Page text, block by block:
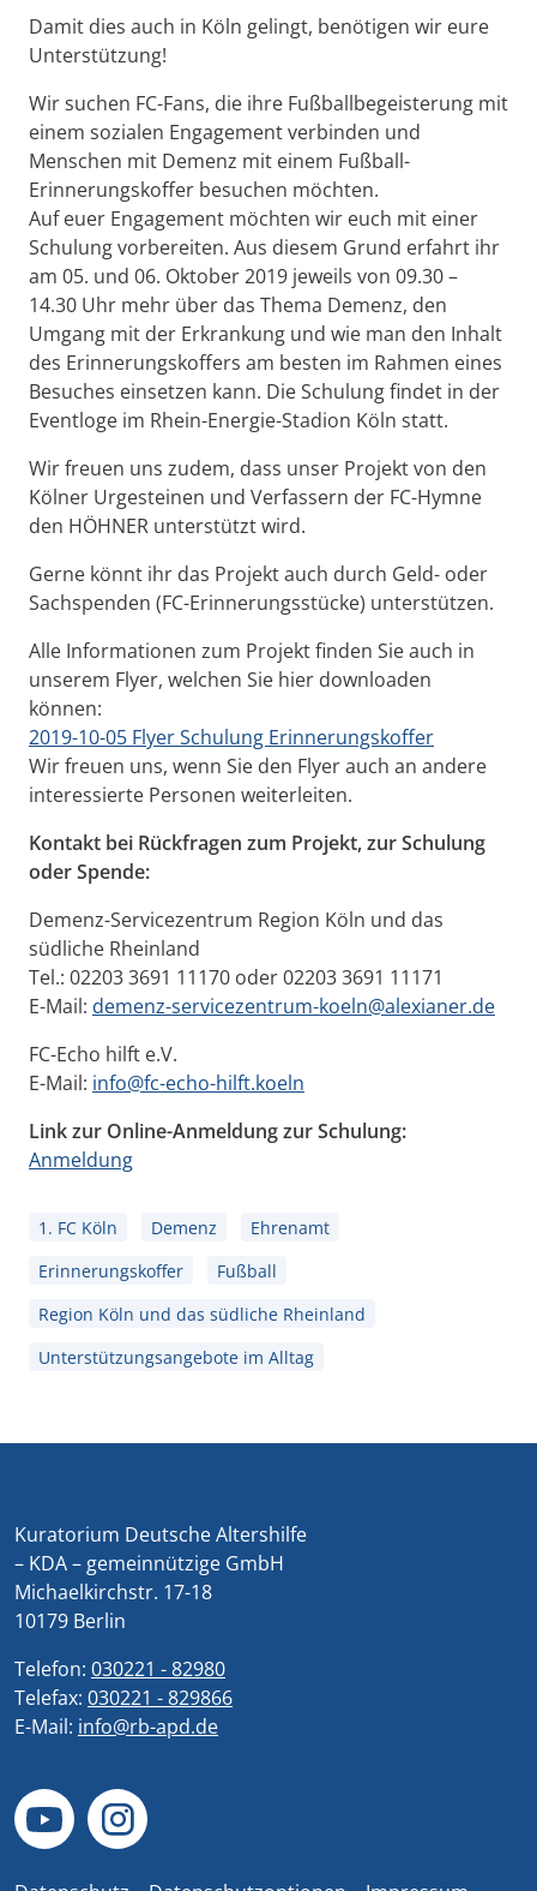
Damit dies auch in Köln gelingt, benötigen wir eure
Unterstützung!
Wir suchen FC-Fans, die ihre Fußballbegeisterung mit
einem sozialen Engagement verbinden und
Menschen mit Demenz mit einem Fußball-
Erinnerungskoffer besuchen möchten.
Auf euer Engagement möchten wir euch mit einer
Schulung vorbereiten. Aus diesem Grund erfahrt ihr
am 05. und 06. Oktober 2019 jeweils von 09.30 –
14.30 Uhr mehr über das Thema Demenz, den
Umgang mit der Erkrankung und wie man den Inhalt
des Erinnerungskoffers am besten im Rahmen eines
Besuches einsetzen kann. Die Schulung findet in der
Eventloge im Rhein-Energie-Stadion Köln statt.
Wir freuen uns zudem, dass unser Projekt von den
Kölner Urgesteinen und Verfassern der FC-Hymne
den HÖHNER unterstützt wird.
Gerne könnt ihr das Projekt auch durch Geld- oder
Sachspenden (FC-Erinnerungsstücke) unterstützen.
Alle Informationen zum Projekt finden Sie auch in
unserem Flyer, welchen Sie hier downloaden
können:
2019-10-05 Flyer Schulung Erinnerungskoffer
Wir freuen uns, wenn Sie den Flyer auch an andere
interessierte Personen weiterleiten.
Kontakt bei Rückfragen zum Projekt, zur Schulung
oder Spende:
Demenz-Servicezentrum Region Köln und das
südliche Rheinland
Tel.: 02203 3691 11170 oder 02203 3691 11171
E-Mail: demenz-servicezentrum-koeln@alexianer.de
FC-Echo hilft e.V.
E-Mail: info@fc-echo-hilft.koeln
Link zur Online-Anmeldung zur Schulung:
Anmeldung
1. FC Köln Demenz
Ehrenamt
Erinnerungskoffer
Fußball
Region Köln und das südliche Rheinland
Unterstützungsangebote im Alltag
Kuratorium Deutsche Altershilfe
– KDA – gemeinnützige GmbH
Michaelkirchstr. 17-18
10179 Berlin
Telefon: 030221 - 82980
Telefax: 030221 - 829866
E-Mail: info@rb-apd.de